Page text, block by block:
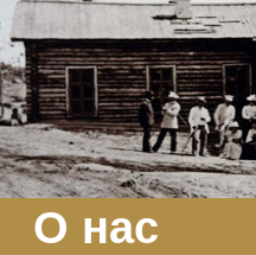
О нас